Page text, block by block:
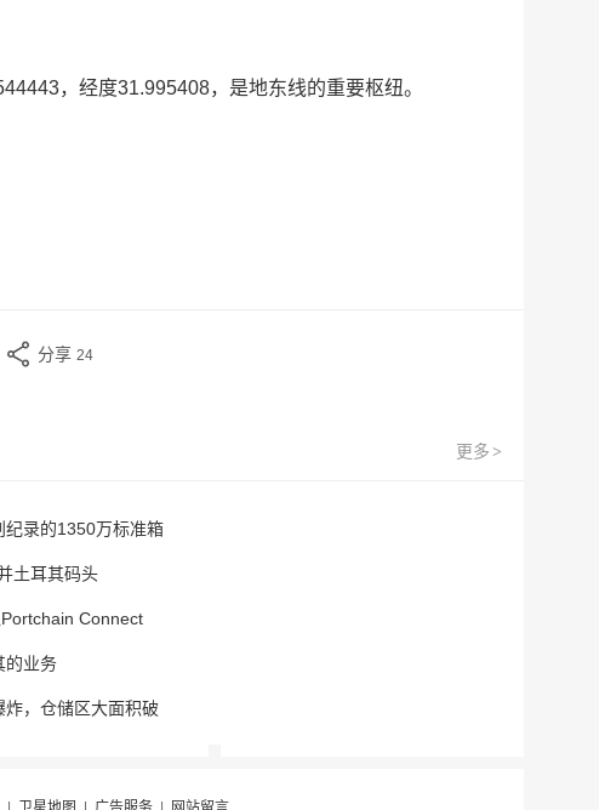
，经度31.995408，是地东线的重要枢纽。
分享 24
更多 >
纪录的1350万标准箱
土耳其码头
Connect
的业务
炸，仓储区大面积破